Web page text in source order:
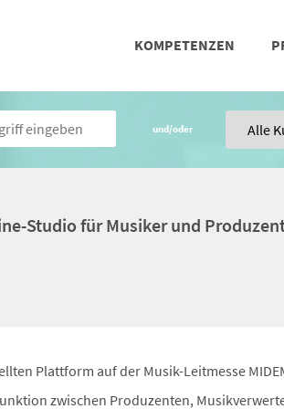
KOMPETENZEN
und/oder
Studio für Musiker und
Plattform auf der Musik-Leitmesse
zwischen Produzenten,